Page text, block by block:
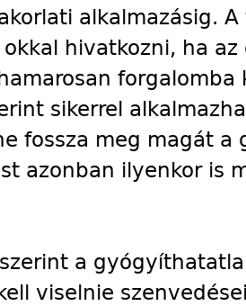
alkalmazásig.
hivatkozni, ha
sikerrel
fossza meg magát a
azonban ilyenkor is
a
viselnie